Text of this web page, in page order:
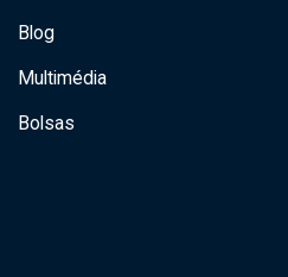
Blog
Multimédia
Bolsas